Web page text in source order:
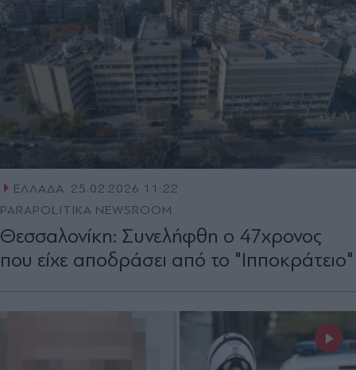
ΕΛΛΑΔΑ 25.02.2026 11:22
PARAPOLITIKA NEWSROOM
Θεσσαλονίκη: Συνελήφθη ο 47χρονος
που είχε αποδράσει από το "Ιπποκράτειο"